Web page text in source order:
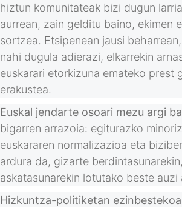
hiztun komunitateak bizi dugun
aurrean, zain gelditu baino, ekimen
sortzea. Etsipenean jausi
nahi dugula adierazi, elkarrekin
euskarari etorkizuna emateko prest
erakustea.
Euskal jendarte osoari mezu argi
bigarren arrazoia: egiturazko
euskararen normalizazioa eta
ardura da, gizarte
askatasunarekin lotutako beste auzi
Hizkuntza-politiketan